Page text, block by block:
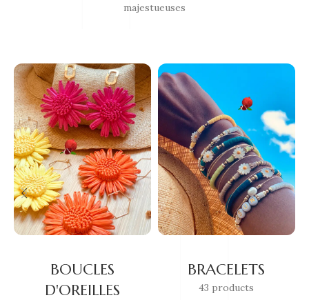
majestueuses
BOUCLES
D'OREILLES
BRACELETS
43 products